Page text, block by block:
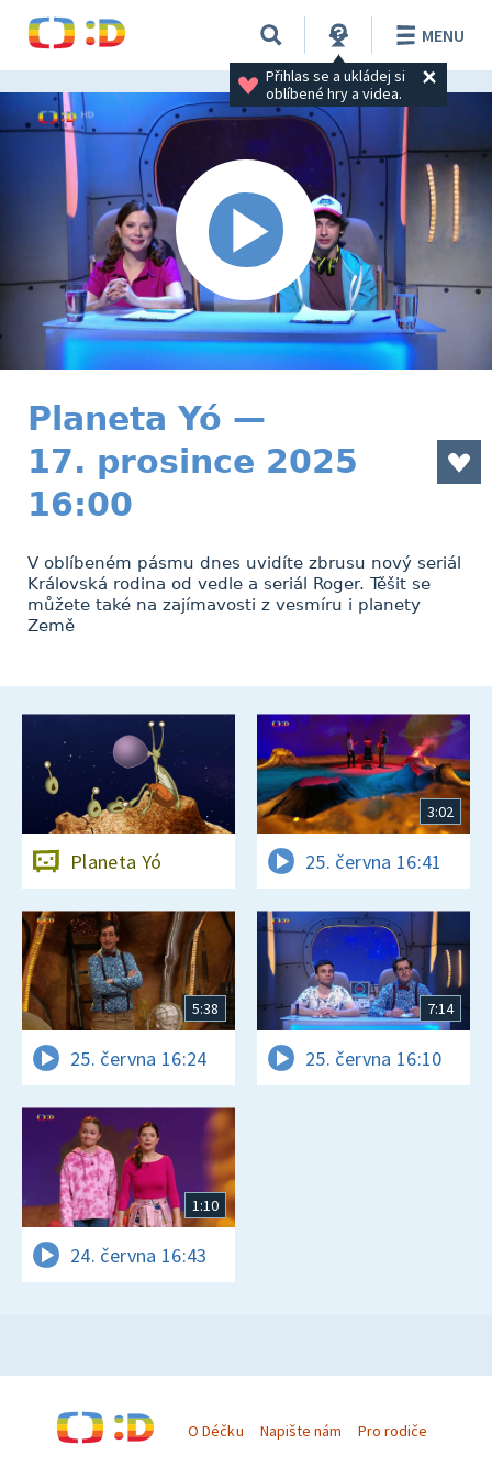
Přihlas se a ukládej si
oblíbené hry a videa.
MENU
Planeta Yó —
17. prosince 2025
16:00
V oblíbeném pásmu dnes uvidíte zbrusu nový seriál
Královská rodina od vedle a seriál Roger. Těšit se
můžete také na zajímavosti z vesmíru i planety
Země
Planeta Yó
3:02
25. června 16:41
5:38
25. června 16:24
7:14
25. června 16:10
1:10
24. června 16:43
O Déčku Napište nám Pro rodiče